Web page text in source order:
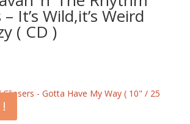
It’s Wild,it’s Weird
( CD )